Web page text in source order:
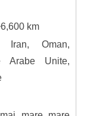
km
Oman,
Arabe Unite,